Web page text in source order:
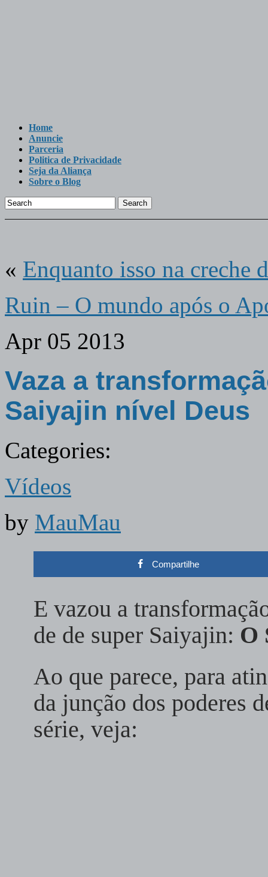
Home
Anuncie
Parceria
Politica de Privacidade
Seja da Aliança
Sobre o Blog
Search
« Enquanto isso na creche
Ruin – O mundo após o
Apr 05 2013
Vaza a
Saiyajin nível Deus
Categories:
Vídeos
by MauMau
Compartilhe
E vazou a
de de super Saiyajin: O
Ao que parece, para
da junção dos poderes
série, veja: